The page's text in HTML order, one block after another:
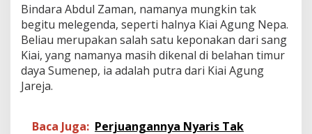
n
K
i
a
i
A
Bindara Abdul Zaman, namanya mungkin tak
begitu melegenda, seperti halnya Kiai Agung Nepa.
Beliau merupakan salah satu keponakan dari sang
Kiai, yang namanya masih dikenal di belahan timur
daya Sumenep, ia adalah putra dari Kiai Agung
Jareja.
Baca Juga: Perjuangannya Nyaris Tak